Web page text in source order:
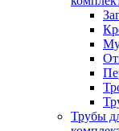
Трубы